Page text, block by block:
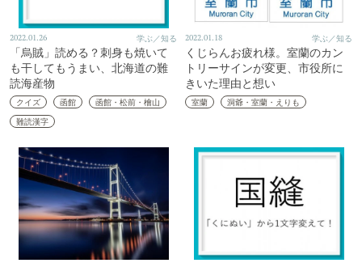
2022.01.26 学ぶ／知る
「烏賊」読める？刺身も焼いて
も干してもうまい、北海道の難
読海産物
クイズ 函館
函館・松前・檜山
難読漢字
2022.01.18 学ぶ／知る
くじらんお疲れ様。室蘭のカン
トリーサインが変更、市役所に
きいた理由と想い
室蘭 洞爺・室蘭・えりも